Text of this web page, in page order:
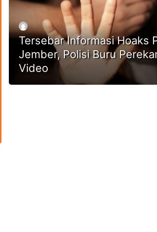
Tersebar Informasi Hoaks
Jember, Polisi Buru
Video